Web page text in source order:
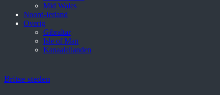
Mid Wales
Noord-Ierland
Overig
Gibraltar
Isle of Man
Kanaaleilanden
Britse steden